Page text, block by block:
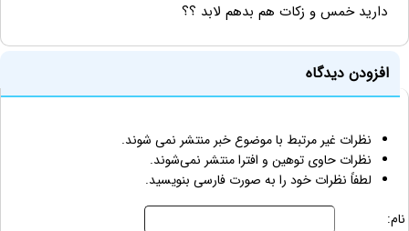
دارید خمس و زکات هم بدهم لابد ؟؟
افزودن دیدگاه
نظرات غیر مرتبط با موضوع خبر منتشر نمی شوند.
نظرات حاوی توهین و افترا منتشر نمی‌شوند.
لطفاً نظرات خود را به صورت فارسی بنویسید.
نام: